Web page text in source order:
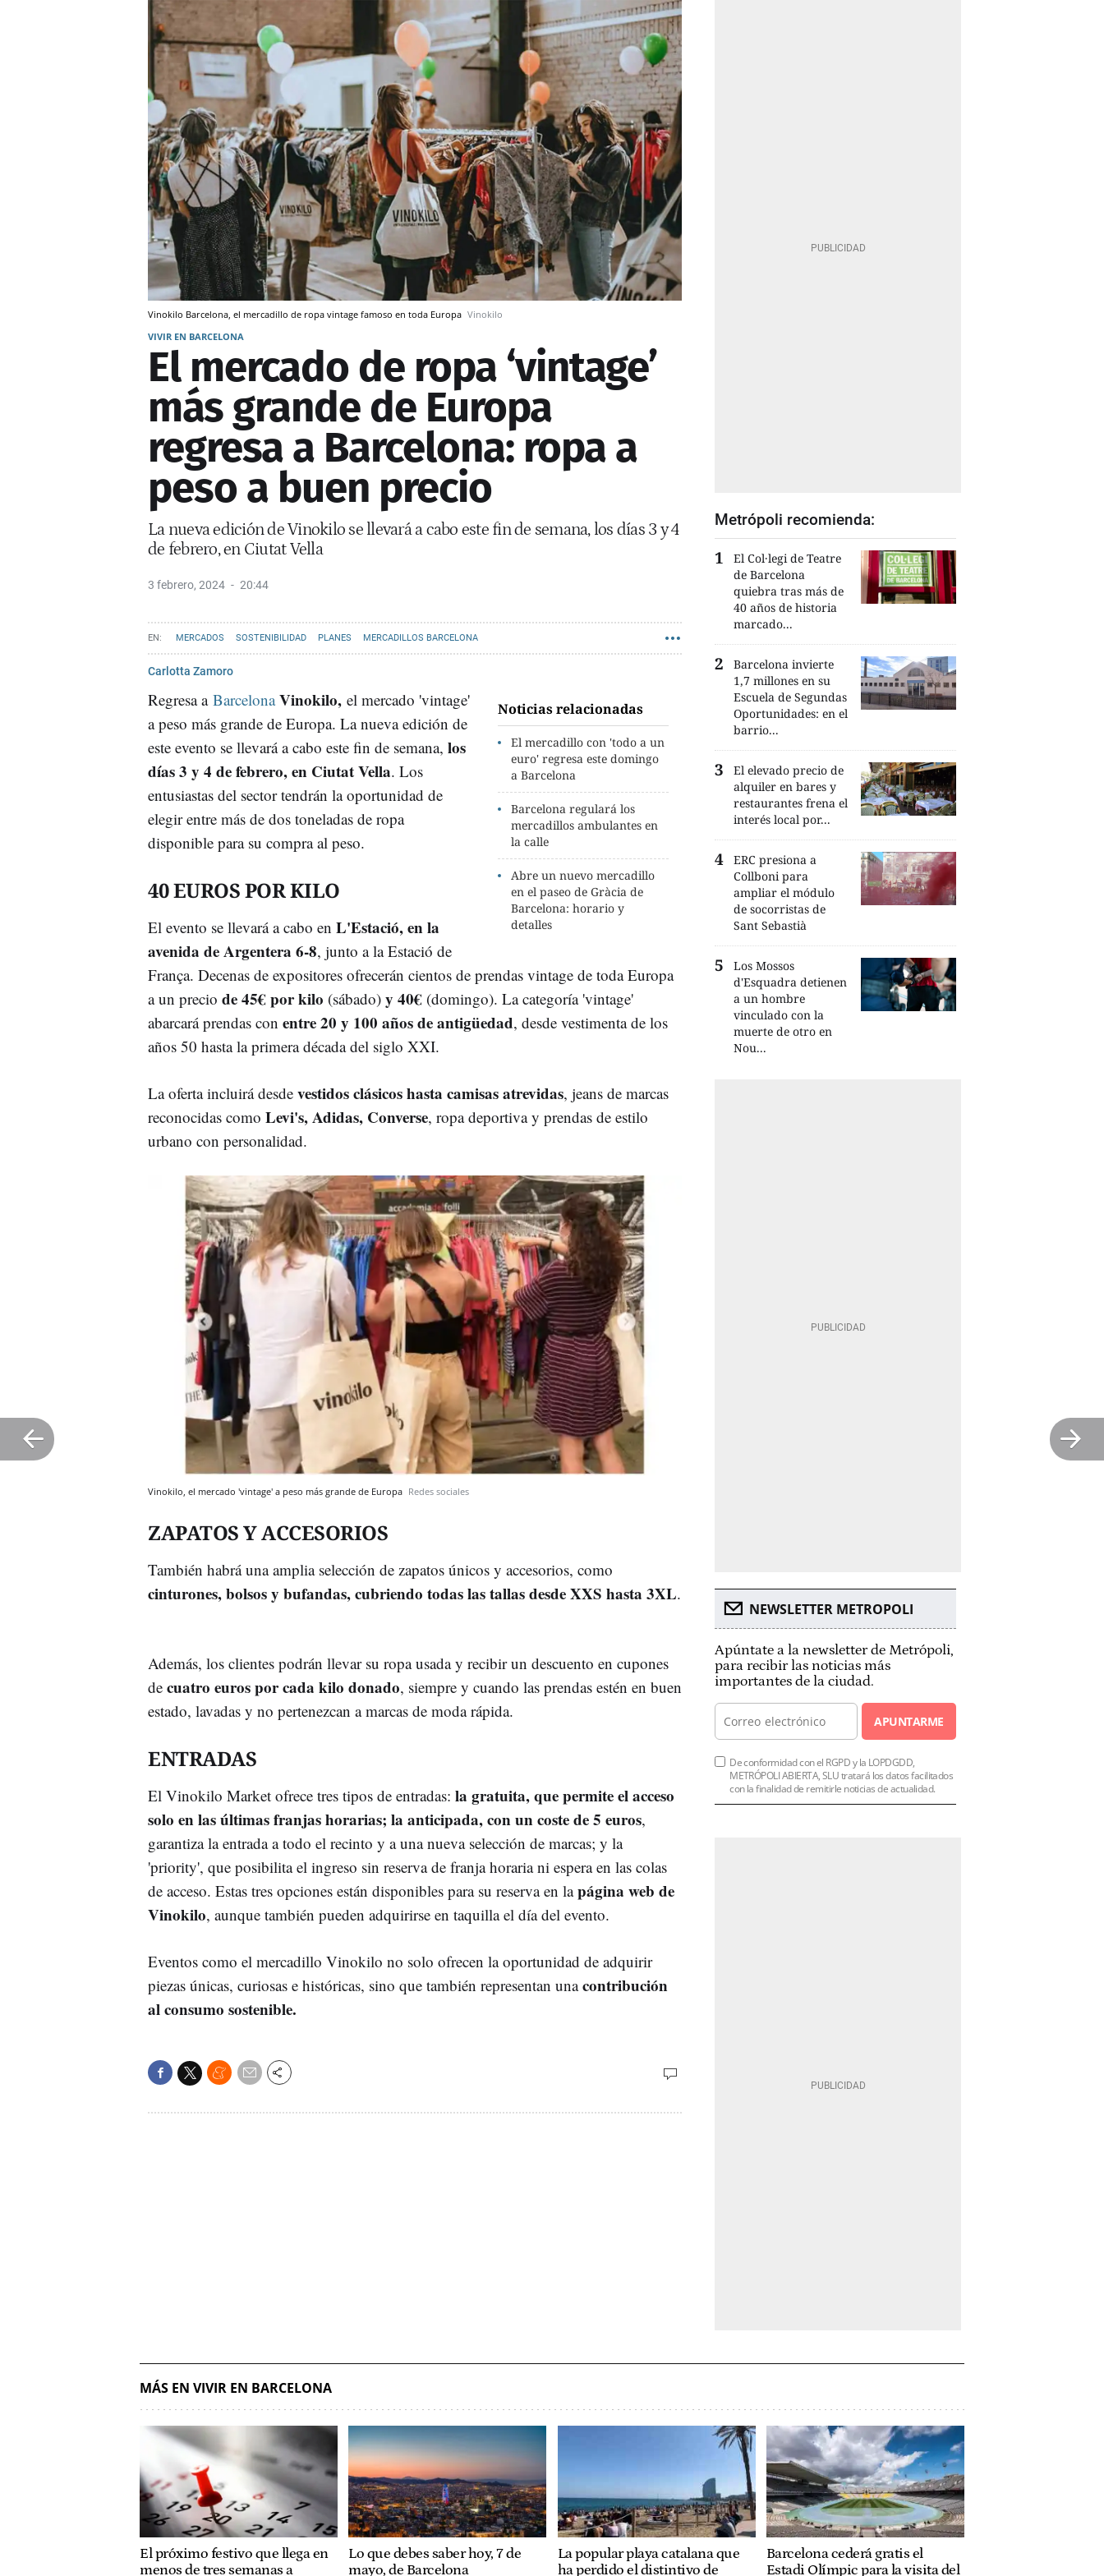
Vinokilo Barcelona, el mercadillo de ropa vintage famoso en toda Europa Vinokilo
VIVIR EN BARCELONA
El mercado de ropa ‘vintage’
más grande de Europa
regresa a Barcelona: ropa a
peso a buen precio
La nueva edición de Vinokilo se llevará a cabo este fin de semana, los días 3 y 4
de febrero, en Ciutat Vella
3 febrero, 2024 20:44
MERCADOS SOSTENIBILIDAD PLANES MERCADILLOS BARCELONA
Carlotta Zamoro
Noticias relacionadas
El mercadillo con 'todo a un
euro' regresa este domingo
a Barcelona
Barcelona regulará los
mercadillos ambulantes en
la calle
Abre un nuevo mercadillo
en el paseo de Gràcia de
Barcelona: horario y
detalles
Regresa a Barcelona Vinokilo, el mercado 'vintage'
a peso más grande de Europa. La nueva edición de
este evento se llevará a cabo este fin de semana, los
días 3 y 4 de febrero, en Ciutat Vella. Los
entusiastas del sector tendrán la oportunidad de
elegir entre más de dos toneladas de ropa
disponible para su compra al peso.
40 EUROS POR KILO
El evento se llevará a cabo en L'Estació, en la
avenida de Argentera 6-8, junto a la Estació de
França. Decenas de expositores ofrecerán cientos de prendas vintage de toda Europa
a un precio de 45€ por kilo (sábado) y 40€ (domingo). La categoría 'vintage'
abarcará prendas con entre 20 y 100 años de antigüedad, desde vestimenta de los
años 50 hasta la primera década del siglo XXI.
La oferta incluirá desde vestidos clásicos hasta camisas atrevidas, jeans de marcas
reconocidas como Levi's, Adidas, Converse, ropa deportiva y prendas de estilo
urbano con personalidad.
Vinokilo, el mercado 'vintage' a peso más grande de Europa Redes sociales
ZAPATOS Y ACCESORIOS
También habrá una amplia selección de zapatos únicos y accesorios, como
cinturones, bolsos y bufandas, cubriendo todas las tallas desde XXS hasta 3XL.
Además, los clientes podrán llevar su ropa usada y recibir un descuento en cupones
de cuatro euros por cada kilo donado, siempre y cuando las prendas estén en buen
estado, lavadas y no pertenezcan a marcas de moda rápida.
ENTRADAS
El Vinokilo Market ofrece tres tipos de entradas: la gratuita, que permite el acceso
solo en las últimas franjas horarias; la anticipada, con un coste de 5 euros,
garantiza la entrada a todo el recinto y a una nueva selección de marcas; y la
'priority', que posibilita el ingreso sin reserva de franja horaria ni espera en las colas
de acceso. Estas tres opciones están disponibles para su reserva en lapágina web de
Vinokilo, aunque también pueden adquirirse en taquilla el día del evento.
Eventos como el mercadillo Vinokilo no solo ofrecen la oportunidad de adquirir
piezas únicas, curiosas e históricas, sino que también representan unacontribución
al consumo sostenible.
Metrópoli recomienda:
El Col·legi de Teatre
de Barcelona
quiebra tras más de
40 años de historia
marcado...
Barcelona invierte
1,7 millones en su
Escuela de Segundas
Oportunidades: en el
barrio...
El elevado precio de
alquiler en bares y
restaurantes frena el
interés local por...
ERC presiona a
Collboni para
ampliar el módulo
de socorristas de
Sant Sebastià
Los Mossos
d'Esquadra detienen
a un hombre
vinculado con la
muerte de otro en
Nou...
NEWSLETTER METROPOLI
Apúntate a la newsletter de Metrópoli,
para recibir las noticias más
importantes de la ciudad.
APUNTARME
De conformidad con el RGPD y la LOPDGDD,
METRÓPOLI ABIERTA, SLU tratará los datos facilitados
con la finalidad de remitirle noticias de actualidad.
MÁS EN VIVIR EN BARCELONA
El próximo festivo que llega en
menos de tres semanas a
Lo que debes saber hoy, 7 de
mayo, de Barcelona
La popular playa catalana que
ha perdido el distintivo de
Barcelona cederá gratis el
Estadi Olímpic para la visita del